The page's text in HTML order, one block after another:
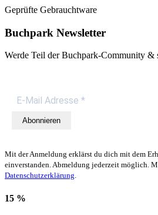
Geprüfte Gebrauchtware
Buchpark Newsletter
Werde Teil der Buchpark-Community &
Abonnieren
Mit der Anmeldung erklärst du dich mit dem
einverstanden. Abmeldung jederzeit möglich.
Datenschutzerklärung.
15 %